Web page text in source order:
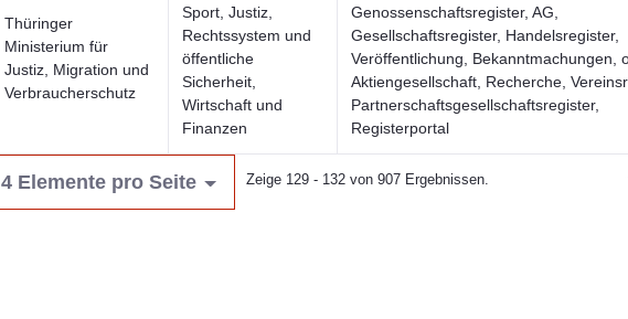
Thüringer
Ministerium für
Justiz, Migration und
Verbraucherschutz
Sport, Justiz,
Rechtssystem und
öffentliche
Sicherheit,
Wirtschaft und
Finanzen
Genossenschaftsregister, AG,
Gesellschaftsregister, Handelsregister,
Veröffentlichung, Bekanntmachungen,
Aktiengesellschaft, Recherche,
Partnerschaftsgesellschaftsregister,
Registerportal
4 Elemente pro Seite Zeige 129 - 132 von 907 Ergebnissen.